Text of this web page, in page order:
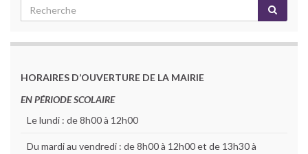
HORAIRES D’OUVERTURE DE LA MAIRIE
EN PÉRIODE SCOLAIRE
Le lundi : de 8h00 à 12h00
Du mardi au vendredi : de 8h00 à 12h00 et de 13h30 à